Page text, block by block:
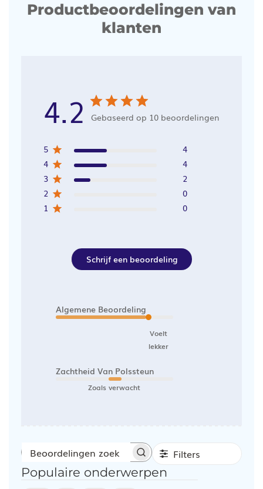
Productbeoordelingen van
klanten
4.2 Gebaseerd op 10 beoordelingen
5
4
4
4
3
2
2
0
1
0
Schrijf een beoordeling
Algemene Beoordeling
Voelt
lekker
Zachtheid Van Polssteun
Zoals verwacht
Beoordelingen
zoeken
Filters
Populaire onderwerpen